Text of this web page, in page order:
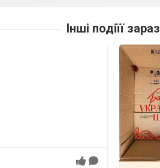
Інші подіїї зараз